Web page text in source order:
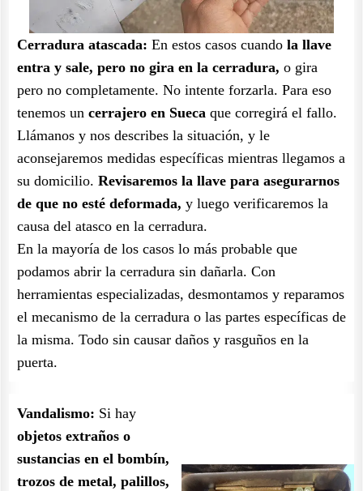
Cerradura atascada: En estos casos cuando la llave
entra y sale, pero no gira en la cerradura, o gira
pero no completamente. No intente forzarla. Para eso
tenemos un cerrajero en Sueca que corregirá el fallo.
Llámanos y nos describes la situación, y le
aconsejaremos medidas específicas mientras llegamos a
su domicilio. Revisaremos la llave para asegurarnos
de que no esté deformada, y luego verificaremos la
causa del atasco en la cerradura.
En la mayoría de los casos lo más probable que
podamos abrir la cerradura sin dañarla. Con
herramientas especializadas, desmontamos y reparamos
el mecanismo de la cerradura o las partes específicas de
la misma. Todo sin causar daños y rasguños en la
puerta.
Vandalismo: Si hay
objetos extraños o
sustancias en el bombín,
trozos de metal, palillos,